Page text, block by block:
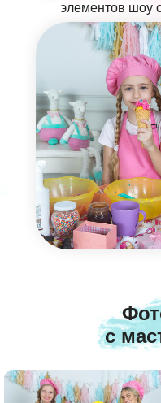
элементов шоу
с